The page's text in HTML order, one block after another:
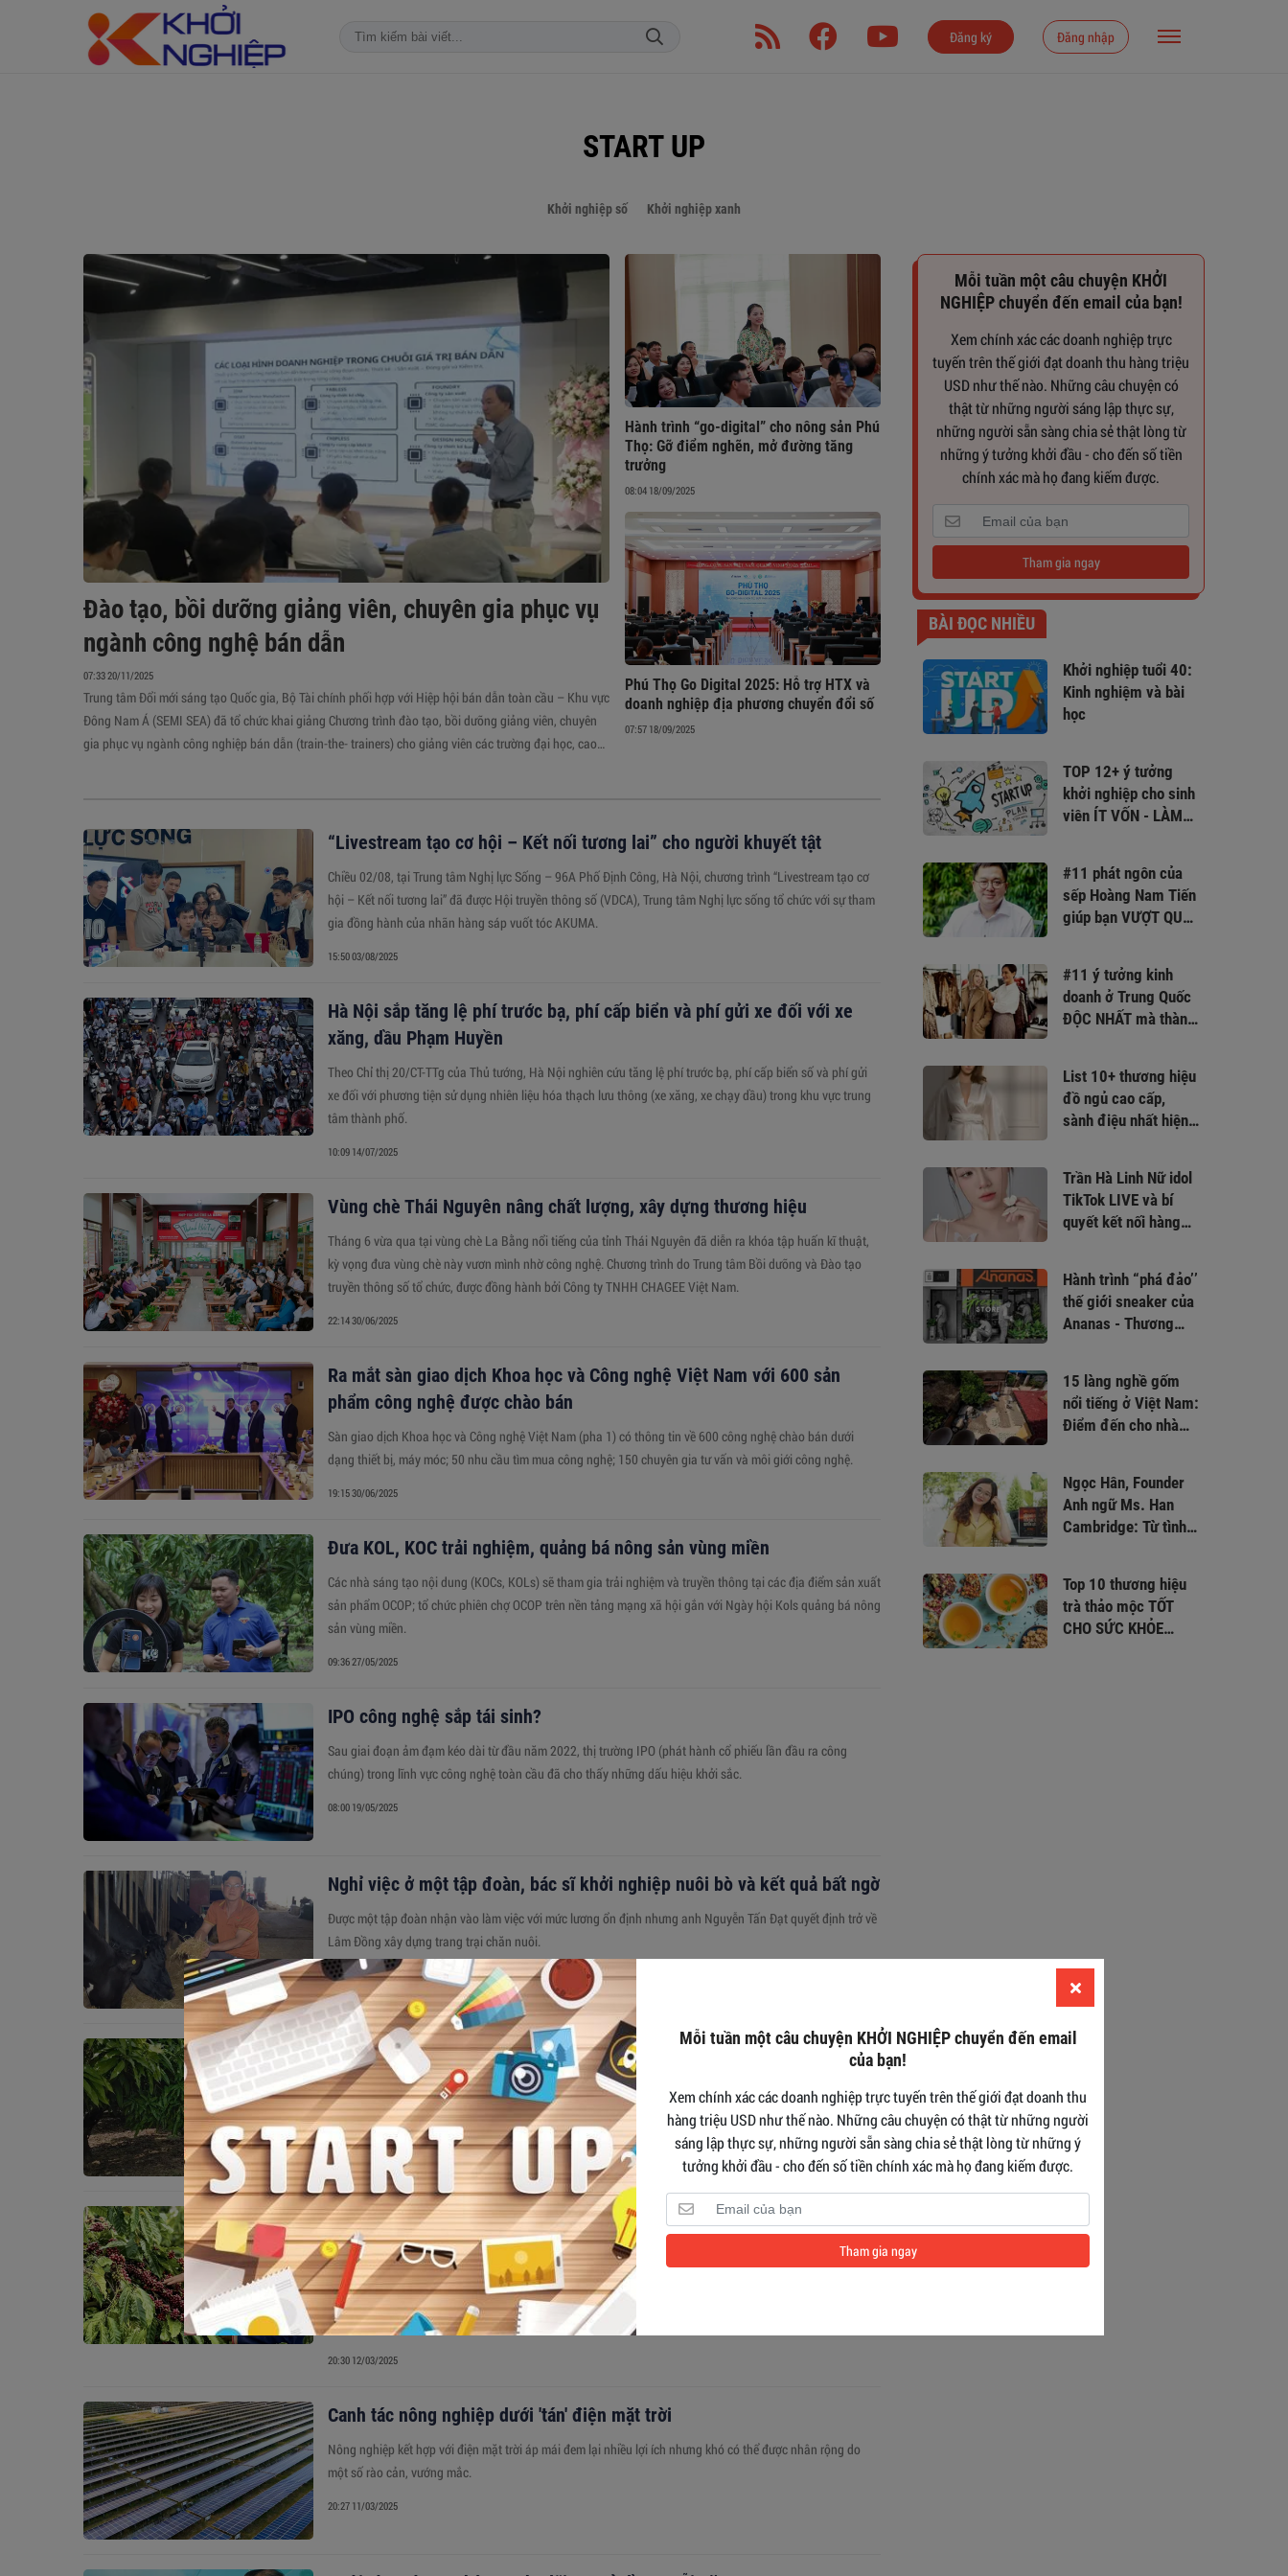
Đăng ký Đăng nhập
START UP
Khởi nghiệp số Khởi nghiệp xanh
Đào tạo, bồi dưỡng giảng viên, chuyên gia phục vụ
ngành công nghệ bán dẫn
07:33 20/11/2025
Trung tâm Đổi mới sáng tạo Quốc gia, Bộ Tài chính phối hợp với Hiệp hội bán dẫn toàn cầu – Khu vực
Đông Nam Á (SEMI SEA) đã tổ chức khai giảng Chương trình đào tạo, bồi dưỡng giảng viên, chuyên
gia phục vụ ngành công nghiệp bán dẫn (train-the- trainers) cho giảng viên các trường đại học, cao
Hành trình “go-digital” cho nông sản Phú
Thọ: Gỡ điểm nghẽn, mở đường tăng
trưởng
08:04 18/09/2025
Phú Thọ Go Digital 2025: Hỗ trợ HTX và
doanh nghiệp địa phương chuyển đổi số
07:57 18/09/2025
“Livestream tạo cơ hội – Kết nối tương lai” cho người khuyết tật
Chiều 02/08, tại Trung tâm Nghị lực Sống – 96A Phố Định Công, Hà Nội, chương trình “Livestream tạo cơ
hội – Kết nối tương lai” đã được Hội truyền thông số (VDCA), Trung tâm Nghị lực sống tổ chức với sự tham
gia đồng hành của nhãn hàng sáp vuốt tóc AKUMA.
15:50 03/08/2025
Hà Nội sắp tăng lệ phí trước bạ, phí cấp biển và phí gửi xe đối với xe
xăng, dầu Phạm Huyền
Theo Chỉ thị 20/CT-TTg của Thủ tướng, Hà Nội nghiên cứu tăng lệ phí trước bạ, phí cấp biển số và phí gửi
xe đối với phương tiện sử dụng nhiên liệu hóa thạch lưu thông (xe xăng, xe chạy dầu) trong khu vực trung
tâm thành phố.
10:09 14/07/2025
Vùng chè Thái Nguyên nâng chất lượng, xây dựng thương hiệu
Tháng 6 vừa qua tại vùng chè La Bằng nổi tiếng của tỉnh Thái Nguyên đã diễn ra khóa tập huấn kĩ thuật,
kỳ vọng đưa vùng chè này vươn mình nhờ công nghệ. Chương trình do Trung tâm Bồi dưỡng và Đào tạo
truyền thông số tổ chức, được đồng hành bởi Công ty TNHH CHAGEE Việt Nam.
22:14 30/06/2025
Ra mắt sàn giao dịch Khoa học và Công nghệ Việt Nam với 600 sản
phẩm công nghệ được chào bán
Sàn giao dịch Khoa học và Công nghệ Việt Nam (pha 1) có thông tin về 600 công nghệ chào bán dưới
dạng thiết bị, máy móc; 50 nhu cầu tìm mua công nghệ; 150 chuyên gia tư vấn và môi giới công nghệ.
19:15 30/06/2025
Đưa KOL, KOC trải nghiệm, quảng bá nông sản vùng miền
Các nhà sáng tạo nội dung (KOCs, KOLs) sẽ tham gia trải nghiệm và truyền thông tại các địa điểm sản xuất
sản phẩm OCOP; tổ chức phiên chợ OCOP trên nền tảng mạng xã hội gắn với Ngày hội Kols quảng bá nông
sản vùng miền.
09:36 27/05/2025
IPO công nghệ sắp tái sinh?
Sau giai đoạn ảm đạm kéo dài từ đầu năm 2022, thị trường IPO (phát hành cổ phiếu lần đầu ra công
chúng) trong lĩnh vực công nghệ toàn cầu đã cho thấy những dấu hiệu khởi sắc.
08:00 19/05/2025
Nghỉ việc ở một tập đoàn, bác sĩ khởi nghiệp nuôi bò và kết quả bất ngờ
Được một tập đoàn nhận vào làm việc với mức lương ổn định nhưng anh Nguyễn Tấn Đạt quyết định trở về
Lâm Đồng xây dựng trang trại chăn nuôi.
09:07 05/05/2025
Kích thích sinh trưởng cây trồng trên đất nhiễm mặn
Các nhà khoa học đã tạo ra chế phẩm vi sinh kích thích sinh trưởng cho cây trồng trên đất nhiễm mặn, ứng
phó với biến đổi khí hậu...
20:31 12/03/2025
Gia Lai: Thầy giáo Jrai mê nông nghiệp cùng bà con nâng tầm giá trị hạt
cà phê
Tốt nghiệp ngành sư phạm Địa lý, nhưng thầy giáo trẻ Siu Sắt lại có niềm đam mê đặc biệt với nông nghiệp.
Song song với công tác giảng dạy, anh đã mạnh dạn thay đổi tư duy trồng cà phê của bà con nhằm nâng
tầm chất lượng và giá trị hạt cà phê của buôn làng.
20:30 12/03/2025
Canh tác nông nghiệp dưới 'tán' điện mặt trời
Nông nghiệp kết hợp với điện mặt trời áp mái đem lại nhiều lợi ích nhưng khó có thể được nhân rộng do
một số rào cản, vướng mắc.
20:27 11/03/2025
Mỗi tuần một câu chuyện KHỞI
NGHIỆP chuyển đến email của bạn!
Xem chính xác các doanh nghiệp trực
tuyến trên thế giới đạt doanh thu hàng triệu
USD như thế nào. Những câu chuyện có
thật từ những người sáng lập thực sự,
những người sẵn sàng chia sẻ thật lòng từ
những ý tưởng khởi đầu - cho đến số tiền
chính xác mà họ đang kiếm được.
Tham gia ngay
BÀI ĐỌC NHIỀU
Khởi nghiệp tuổi 40:
Kinh nghiệm và bài
học
TOP 12+ ý tưởng
khởi nghiệp cho sinh
viên ÍT VỐN - LÀM
#11 phát ngôn của
sếp Hoàng Nam Tiến
giúp bạn VƯỢT QUA
#11 ý tưởng kinh
doanh ở Trung Quốc
ĐỘC NHẤT mà thành
List 10+ thương hiệu
đồ ngủ cao cấp,
sành điệu nhất hiện
Trần Hà Linh Nữ idol
TikTok LIVE và bí
quyết kết nối hàng
Hành trình “phá đảo’’
thế giới sneaker của
Ananas - Thương
15 làng nghề gốm
nổi tiếng ở Việt Nam:
Điểm đến cho nhà
Ngọc Hân, Founder
Anh ngữ Ms. Han
Cambridge: Từ tình
dưỡng và chắp cánh
ước mơ
Top 10 thương hiệu
trà thảo mộc TỐT
CHO SỨC KHỎE
Mỗi tuần một câu chuyện KHỞI NGHIỆP chuyển đến email
của bạn!
Xem chính xác các doanh nghiệp trực tuyến trên thế giới đạt doanh thu
hàng triệu USD như thế nào. Những câu chuyện có thật từ những người
sáng lập thực sự, những người sẵn sàng chia sẻ thật lòng từ những ý
tưởng khởi đầu - cho đến số tiền chính xác mà họ đang kiếm được.
Tham gia ngay